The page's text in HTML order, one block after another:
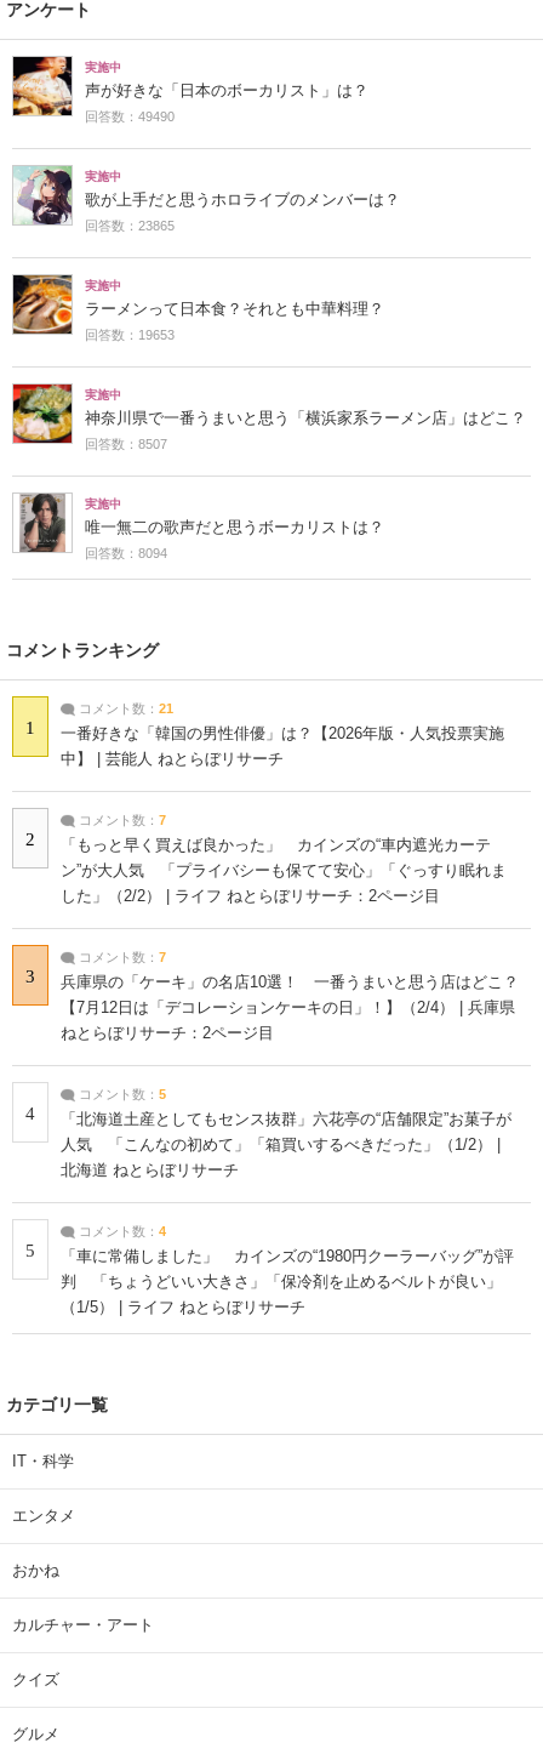
アンケート
実施中
声が好きな「日本のボーカリスト」は？
回答数：49490
実施中
歌が上手だと思うホロライブのメンバーは？
回答数：23865
実施中
ラーメンって日本食？それとも中華料理？
回答数：19653
実施中
神奈川県で一番うまいと思う「横浜家系ラーメン店」はどこ？
回答数：8507
実施中
唯一無二の歌声だと思うボーカリストは？
回答数：8094
コメントランキング
1
コメント数： 21
一番好きな「韓国の男性俳優」は？【2026年版・人気投票実施
中】 | 芸能人 ねとらぼリサーチ
2
コメント数： 7
「もっと早く買えば良かった」 カインズの“車内遮光カーテ
ン”が大人気 「プライバシーも保てて安心」「ぐっすり眠れま
した」（2/2） | ライフ ねとらぼリサーチ：2ページ目
3
コメント数： 7
兵庫県の「ケーキ」の名店10選！ 一番うまいと思う店はどこ？
【7月12日は「デコレーションケーキの日」！】（2/4） | 兵庫県
ねとらぼリサーチ：2ページ目
4
コメント数： 5
「北海道土産としてもセンス抜群」六花亭の“店舗限定”お菓子が
人気 「こんなの初めて」「箱買いするべきだった」（1/2） |
北海道 ねとらぼリサーチ
5
コメント数： 4
「車に常備しました」 カインズの“1980円クーラーバッグ”が評
判 「ちょうどいい大きさ」「保冷剤を止めるベルトが良い」
（1/5） | ライフ ねとらぼリサーチ
カテゴリ一覧
IT・科学
エンタメ
おかね
カルチャー・アート
クイズ
グルメ